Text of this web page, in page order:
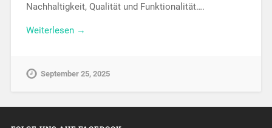
Nachhaltigkeit, Qualität und Funktionalität….
Weiterlesen →
September 25, 2025